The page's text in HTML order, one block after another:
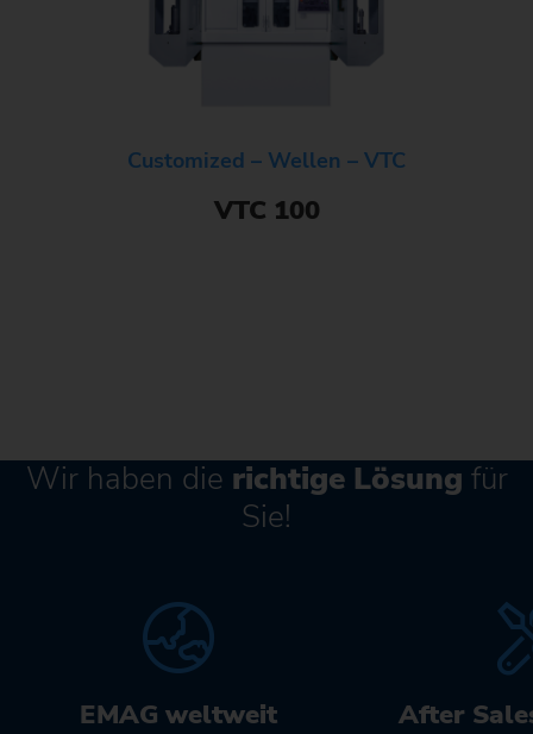
Customized – Wellen – VTC
VTC 100
Wir haben die richtige Lösung für
Sie!
EMAG weltweit After